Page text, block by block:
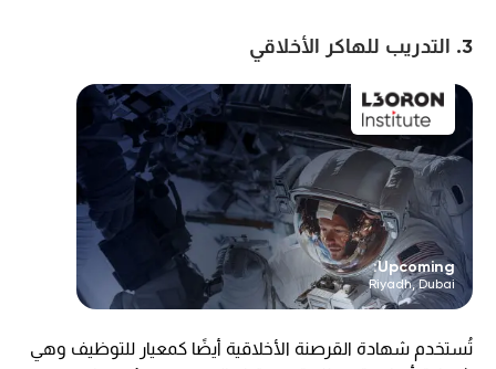
3. التدريب للهاكر الأخلاقي
Upcoming:
Riyadh, Dubai
تُستخدم شهادة القرصنة الأخلاقية أيضًا كمعيار للتوظيف وهي